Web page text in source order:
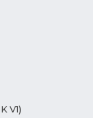
V1)